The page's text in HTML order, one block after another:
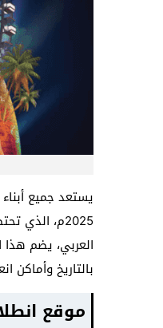
2025م،
العربي، يضم
بالتاريخ وأماكن
موقع